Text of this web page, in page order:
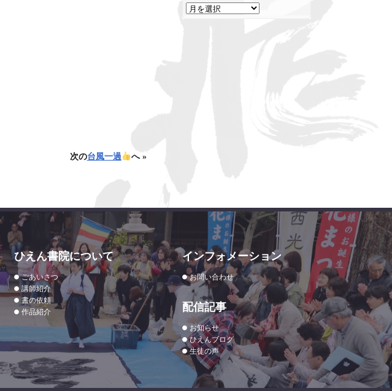
次の台風一過 へ »
ひえん書院について
ごあいさつ
講師紹介
書の依頼
作品紹介
インフォメーション
お問い合わせ
配信記事
お知らせ
ひえんブログ
生徒の声